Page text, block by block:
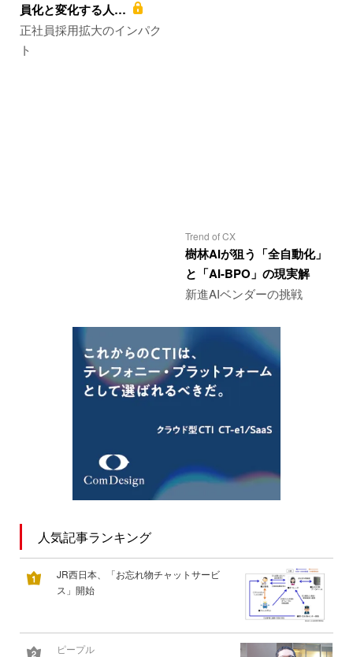
員化と変化する人…
正社員採用拡大のインパク
ト
Trend of CX
樹林AIが狙う「全自動化」
と「AI-BPO」の現実解
新進AIベンダーの挑戦
人気記事ランキング
JR西日本、「お忘れ物チャットサービ
ス」開始
ピープル